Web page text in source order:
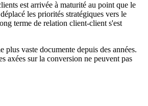
est arrivée à maturité au point que le
les priorités stratégiques vers le
terme de relation client-client s'est
vaste documente depuis des années.
axées sur la conversion ne peuvent pas